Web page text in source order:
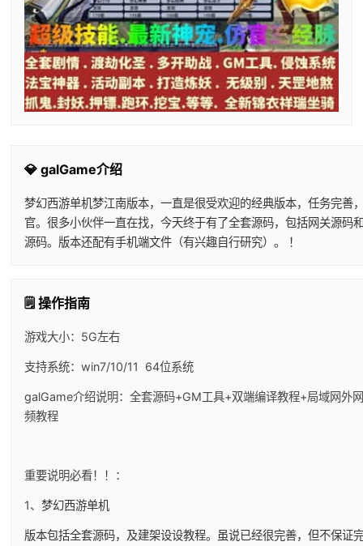
💎 galGame介绍
梦幻西游单机梦江南版本，一直是很受欢迎的经典版本，任务完善
官。很多小伙伴一直在找，今天终于有了全套源码，包括网关源码
源码。版本还配有手机端文件（有兴趣自行研究）。 ！
🗒️ 操作指南
游戏大小：5G左右
支持系统：win7/10/11 64位系统
galGame介绍说明：全套源码+GM工具+双端编译教程+局域网外
频教程
重要说明必看！！：
1、 梦幻西游单机
版本包括全套源码，及建架设设教程。虽说已经很完善，但不保证